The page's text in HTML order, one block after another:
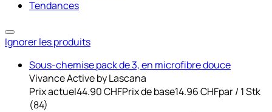
Tendances
Ignorer les produits
Sous-chemise pack de 3, en microfibre douce
Vivance Active by Lascana
Prix actuel44.90 CHFPrix de base14.96 CHFpar/ 1 Stk
(84)